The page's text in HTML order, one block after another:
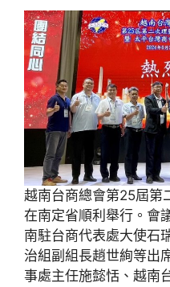
越南台商總會第25屆第
在南定省順利舉行。會
南駐台商代表處大使石
治組副組長趙世絢等出
事處主任施懿恬、越南